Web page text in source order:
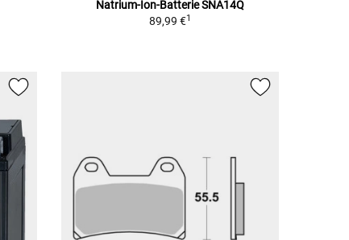
Natrium-Ion-Batterie SNA14Q
89,99 €1